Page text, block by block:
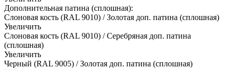
Дополнительная патина (сплошная):
Слоновая кость (RAL 9010) / Золотая доп. патина (сплошная)
Увеличить
Слоновая кость (RAL 9010) / Серебряная доп. патина
(сплошная)
Увеличить
Черный (RAL 9005) / Золотая доп. патина (сплошная)